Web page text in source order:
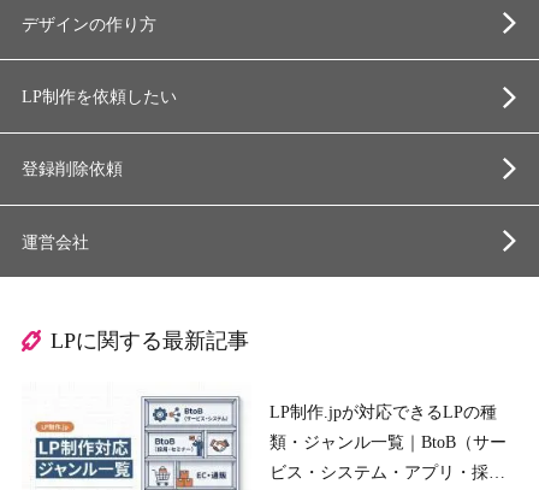
デザインの作り方
LP制作を依頼したい
登録削除依頼
運営会社
LPに関する最新記事
LP制作.jpが対応できるLPの種
類・ジャンル一覧｜BtoB（サー
ビス・システム・アプリ・採